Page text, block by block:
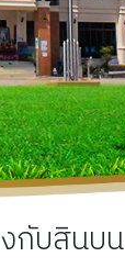
กับสินบน